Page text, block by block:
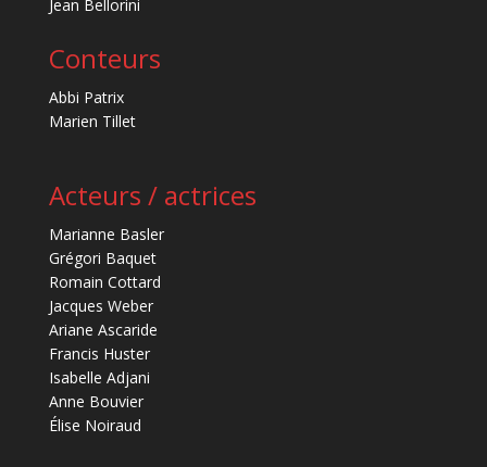
Jean Bellorini
Conteurs
Abbi Patrix
Marien Tillet
Acteurs / actrices
Marianne Basler
Grégori Baquet
Romain Cottard
Jacques Weber
Ariane Ascaride
Francis Huster
Isabelle Adjani
Anne Bouvier
Élise Noiraud